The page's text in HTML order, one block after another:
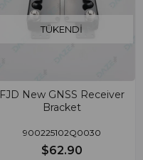
TÜKENDI
FJD New GNSS Receiver
Bracket
900225102Q0030
$62.90